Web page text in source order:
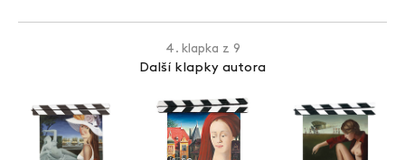
4. klapka z 9
Další klapky autora